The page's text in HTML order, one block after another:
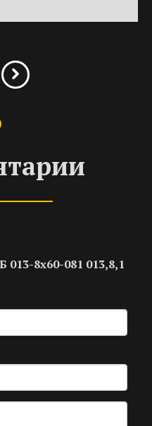
8х60-081 013,8,1